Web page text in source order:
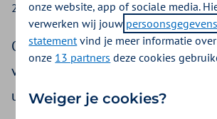
28 mei 2026
Op 29 mei 2026 stappen we deels
vernieuwd financieel systeem. We
uit wat dit voor u betekent.
onze website, app of sociale media.
verwerken wij jouw persoonsgegevens
statementvind je meer informatie
onze 13 partners deze cookies
Weiger je cookies?